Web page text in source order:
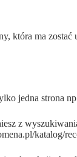
która ma
jedna strona
z
katalog/